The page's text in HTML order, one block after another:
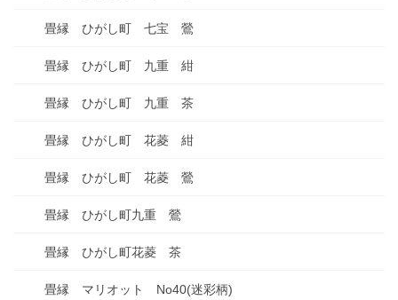
畳縁 ひがし町 七宝 鶯
畳縁 ひがし町 九重 紺
畳縁 ひがし町 九重 茶
畳縁 ひがし町 花菱 紺
畳縁 ひがし町 花菱 鶯
畳縁 ひがし町九重 鶯
畳縁 ひがし町花菱 茶
畳縁 マリオット No40(迷彩柄)